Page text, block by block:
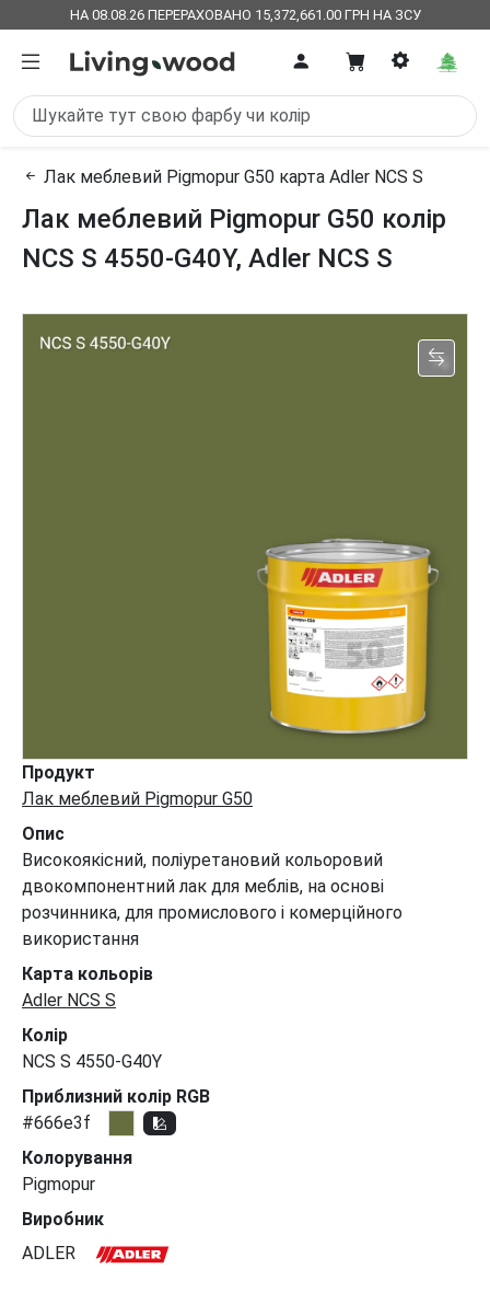
НА 08.08.26 ПЕРЕРАХОВАНО 15,372,661.00 ГРН НА ЗСУ
Лак меблевий Pigmopur G50 карта Adler NCS S
Лак меблевий Pigmopur G50 колір
NCS S 4550-G40Y, Adler NCS S
Продукт
Лак меблевий Pigmopur G50
Опис
Високоякісний, поліуретановий кольоровий
двокомпонентний лак для меблів, на основі
розчинника, для промислового і комерційного
використання
Карта кольорів
Adler NCS S
Колір
NCS S 4550-G40Y
Приблизний колір RGB
#666e3f
Колорування
Pigmopur
Виробник
ADLER